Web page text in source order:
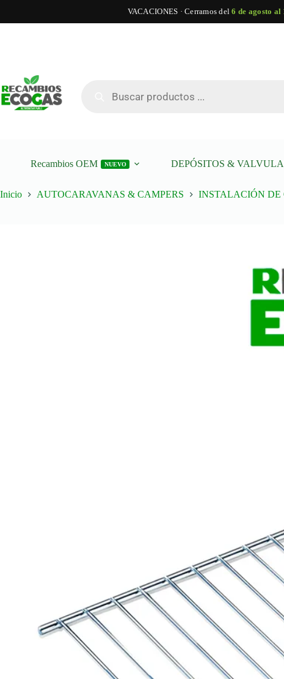
VACACIONES · Cerramos del6 de agosto al
Recambios OEM NUEVO DEPÓSITOS &
Inicio AUTOCARAVANAS & CAMPERS INSTALACIÓN DE